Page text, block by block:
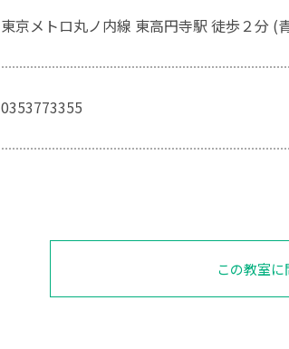
東京メトロ丸ノ内線 東高円寺駅 徒歩２分 (
0353773355
この教室